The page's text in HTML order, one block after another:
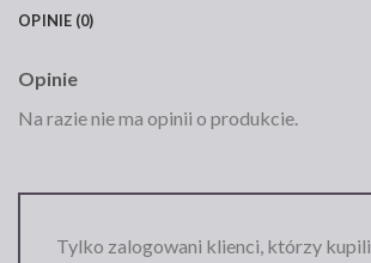
OPINIE (0)
Opinie
Na razie nie ma opinii o produkcie.
Tylko zalogowani klienci, którzy